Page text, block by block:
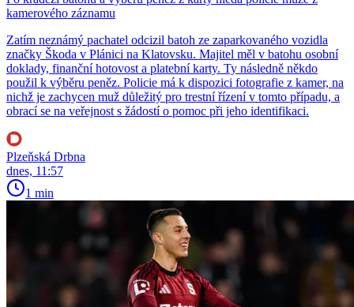
kamerového záznamu
Zatím neznámý pachatel odcizil batoh ze zaparkovaného vozidla
značky Škoda v Plánici na Klatovsku. Majitel měl v batohu osobní
doklady, finanční hotovost a platební karty. Ty následně někdo
použil k výběru peněz. Policie má k dispozici fotografie z kamer, na
nichž je zachycen muž důležitý pro trestní řízení v tomto případu, a
obrací se na veřejnost s žádostí o pomoc při jeho identifikaci.
Plzeňská Drbna
dnes, 11:57
1 min